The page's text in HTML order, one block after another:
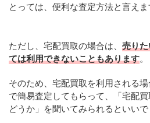
とっては、便利な査定方法と言えま
ただし、宅配買取の場合は、 売り
ては利用できないこともあります。
そのため、宅配買取を利用される
で簡易査定してもらって、「宅配
どうか」を聞いてみられるといいで